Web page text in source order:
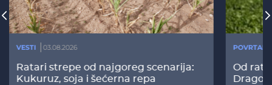
VESTI 03.08.2026
Ratari strepe od najgoreg scenarija:
Kukuruz, soja i šećerna repa
Od